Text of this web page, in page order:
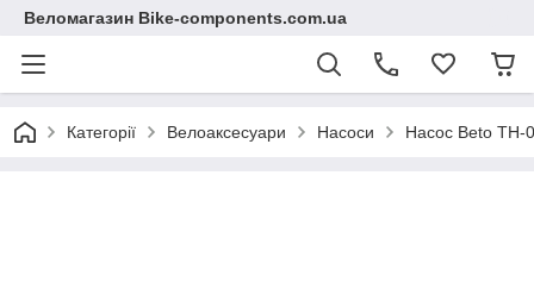
Веломагазин Bike-components.com.ua
Категорії Велоаксесуари Насоси Насос Beto TH-